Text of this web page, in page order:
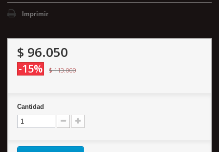
Imprimir
$ 96.050
-15% $ 113.000
Cantidad